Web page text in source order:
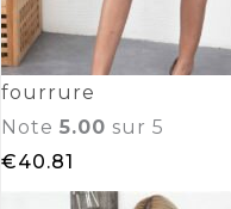
fourrure
Note 5.00 sur 5
€40.81